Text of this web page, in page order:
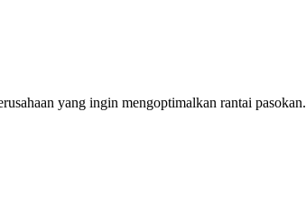
yang ingin mengoptimalkan rantai pasokan.